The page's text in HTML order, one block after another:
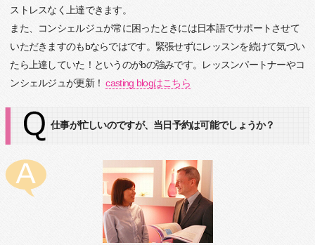
ストレスなく上達できます。
また、コンシェルジュが常に困ったときには日本語でサポートさせて
いただきますのもbならではです。緊張せずにレッスンを続けて気づい
たら上達していた！というのがbの強みです。レッスンパートナーやコ
ンシェルジュが更新！casting blogはこちら
仕事が忙しいのですが、当日予約は可能でしょうか？